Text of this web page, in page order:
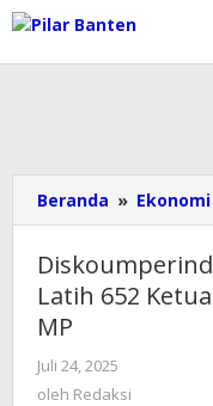
Lewati
ke
konten
Beranda » Ekonomi
Latih 652
MP
Juli 24, 2025
oleh Redaksi